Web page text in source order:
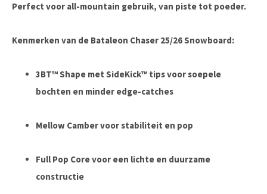
Perfect voor all-mountain gebruik, van piste tot poeder.
Kenmerken van de Bataleon Chaser 25/26 Snowboard:
3BT™ Shape met SideKick™ tips voor soepele
bochten en minder edge-catches
Mellow Cambervoor stabiliteit en pop
Full Pop Corevoor een lichte en duurzame
constructie